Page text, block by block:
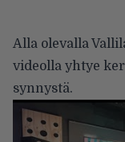
Alla olevalla
videolla yhtye
synnystä.